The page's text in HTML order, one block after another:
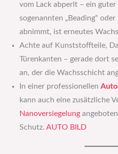
vom Lack abperlt – ein
sogenannten „Beading“ oder
abnimmt, ist erneutes
Achte auf Kunststoffteile,
Türenkanten – gerade dort
an, der die Wachsschicht
In einer professionellen
kann auch eine zusätzliche
Nanoversiegelung
Schutz. AUTO BILD